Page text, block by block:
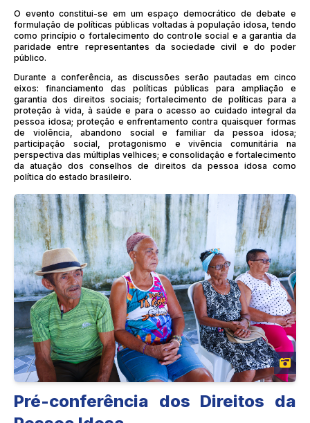
O evento constitui-se em um espaço democrático de debate e
formulação de políticas públicas voltadas à população idosa, tendo
como princípio o fortalecimento do controle social e a garantia da
paridade entre representantes da sociedade civil e do poder
público.
Durante a conferência, as discussões serão pautadas em cinco
eixos: financiamento das políticas públicas para ampliação e
garantia dos direitos sociais; fortalecimento de políticas para a
proteção à vida, à saúde e para o acesso ao cuidado integral da
pessoa idosa; proteção e enfrentamento contra quaisquer formas
de violência, abandono social e familiar da pessoa idosa;
participação social, protagonismo e vivência comunitária na
perspectiva das múltiplas velhices; e consolidação e fortalecimento
da atuação dos conselhos de direitos da pessoa idosa como
política do estado brasileiro.
Pré-conferência dos Direitos da